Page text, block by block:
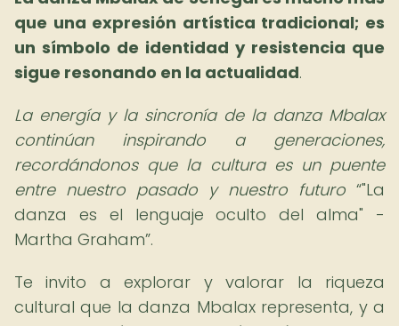
que una expresión artística tradicional; es
un símbolo de identidad y resistencia que
sigue resonando en la actualidad.
La energía y la sincronía de la danza Mbalax
continúan inspirando a generaciones,
recordándonos que la cultura es un puente
entre nuestro pasado y nuestro futuro
"La
danza es el lenguaje oculto del alma" -
Martha Graham .
Te invito a explorar y valorar la riqueza
cultural que la danza Mbalax representa, y a